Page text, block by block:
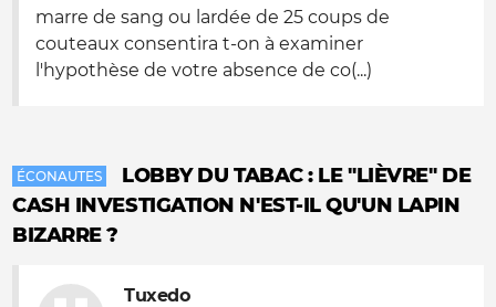
marre de sang ou lardée de 25 coups de
couteaux consentira t-on à examiner
l'hypothèse de votre absence de co(...)
ÉCONAUTES
LOBBY DU TABAC : LE "LIÈVRE" DE
CASH INVESTIGATION N'EST-IL QU'UN LAPIN
BIZARRE ?
Tuxedo